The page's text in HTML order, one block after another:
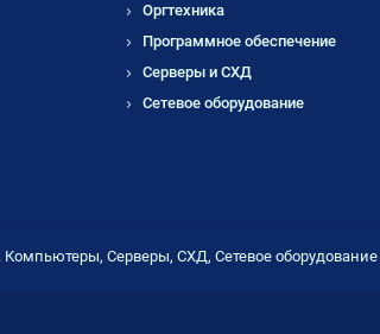
Оргтехника
Программное обеспечение
Серверы и СХД
Сетевое оборудование
Серверы, СХД, Сетевое